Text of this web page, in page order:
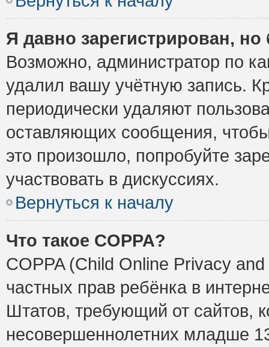
Я давно зарегистрирован,
Возможно, администратор по
удалил вашу учётную запись.
периодически удаляют
оставляющих сообщения,
это произошло, попробуйте
участвовать в дискуссиях.
Вернуться к началу
Что такое COPPA?
COPPA (Child Online Privacy
частных прав ребёнка в
Штатов, требующий от сайтов,
несовершеннолетних младше